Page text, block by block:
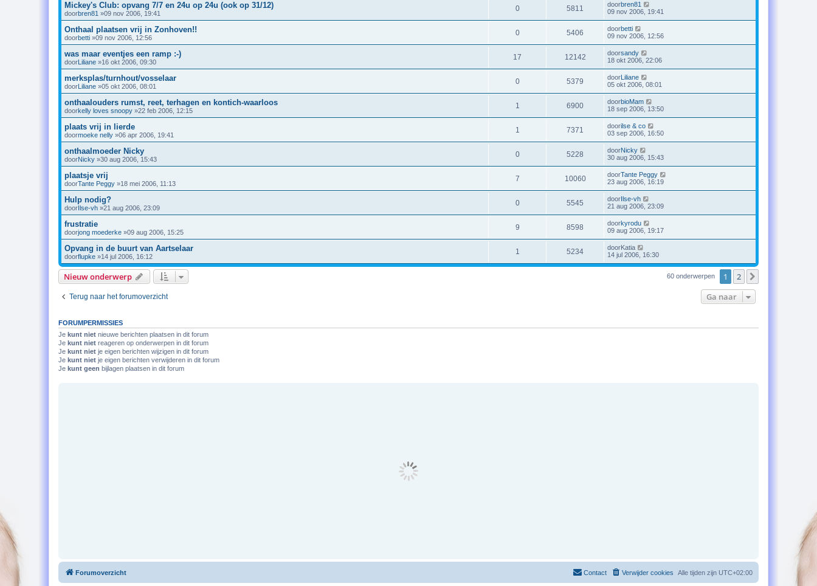
Mickey's Club: opvang 7/7 en 24u op 24u (ook op 31/12)
doorbren81 »09 nov 2006, 19:41
0 5811 doorbren81
09 nov 2006, 19:41
Onthaal plaatsen vrij in Zonhoven!!
doorbetti »09 nov 2006, 12:56
0 5406 doorbetti
09 nov 2006, 12:56
was maar eventjes een ramp :-)
doorLiliane »16 okt 2006, 09:30
17 12142 doorsandy
18 okt 2006, 22:06
merksplas/turnhout/vosselaar
doorLiliane »05 okt 2006, 08:01
0 5379 doorLiliane
05 okt 2006, 08:01
onthaalouders rumst, reet, terhagen en kontich-waarloos
doorkelly loves snoopy »22 feb 2006, 12:15
1 6900 doorbioMam
18 sep 2006, 13:50
plaats vrij in lierde
doormoeke nelly »06 apr 2006, 19:41
1 7371 doorilse & co
03 sep 2006, 16:50
onthaalmoeder Nicky
doorNicky »30 aug 2006, 15:43
0 5228 doorNicky
30 aug 2006, 15:43
plaatsje vrij
doorTante Peggy »18 mei 2006, 11:13
7 10060 doorTante Peggy
23 aug 2006, 16:19
Hulp nodig?
doorIlse-vh »21 aug 2006, 23:09
0 5545 doorIlse-vh
21 aug 2006, 23:09
frustratie
doorjong moederke »09 aug 2006, 15:25
9 8598 doorkyrodu
09 aug 2006, 19:17
Opvang in de buurt van Aartselaar
doorflupke »14 jul 2006, 16:12
1 5234 doorKatia
14 jul 2006, 16:30
Nieuw onderwerp 60 onderwerpen 1 2
Terug naar het forumoverzicht Ga naar
FORUMPERMISSIES
Je kunt niet nieuwe berichten plaatsen in dit forum
Je kunt niet reageren op onderwerpen in dit forum
Je kunt niet je eigen berichten wijzigen in dit forum
Je kunt niet je eigen berichten verwijderen in dit forum
Je kunt geen bijlagen plaatsen in dit forum
Forumoverzicht Alle tijden zijn UTC+02:00
Verwijder cookies
Contact